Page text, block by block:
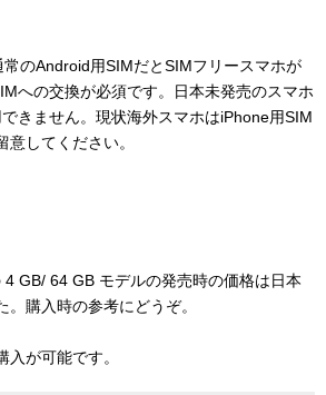
常のAndroid用SIMだとSIMフリースマホが
への交換が必須です。日本未発売のスマホ
きません。現状海外スマホはiPhone用SIM
してください。
GB/ 64 GB モデルの発売時の価格は日本
購入時の参考にどうぞ。
が可能です。